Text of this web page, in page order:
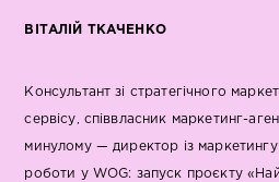
ВІТАЛІЙ ТКАЧЕНКО
Консультант зі стратегічного
сервісу, співвласник маркетинг-
минулому — директор із
роботи у WOG: запуск проєкту